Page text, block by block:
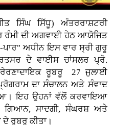
ਸਿੰਘ ਸਿੱਧੂ) ਅੰਤਰਰਾਸ਼ਟਰੀ
ਰੰਮੀ ਦੀ ਅਗਵਾਈ ਹੇਠ ਆਯੋਜਿਤ
ਅਧੀਨ ਇਸ ਵਾਰ ਸ੍ਰੀ ਗੁਰੂ
ਦੇ ਵਾਈਸ ਚਾਂਸਲਰ ਪ੍ਰੋ.
ਰੂਬਰੂ 27 ਜੁਲਾਈ
ਦਾ ਸੰਚਾਲਨ ਅਤੇ ਸੰਵਾਦ
ਇਹ ਉਹਨਾਂ ਵੱਲੋਂ ਕਰਵਾਇਆ
ਗਿਆਨ, ਸਾਦਗੀ, ਸੰਘਰਸ਼ ਅਤੇ
ਰੂਬਰੂ ਕੀਤਾ।